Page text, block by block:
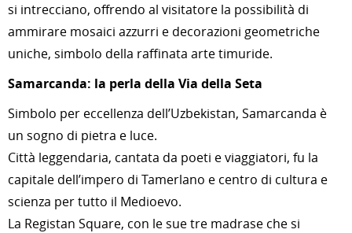
si intrecciano, offrendo al visitatore la possibilità di
ammirare mosaici azzurri e decorazioni geometriche
uniche, simbolo della raffinata arte timuride.
Samarcanda: la perla della Via della Seta
Simbolo per eccellenza dell’Uzbekistan, Samarcanda è
un sogno di pietra e luce.
Città leggendaria, cantata da poeti e viaggiatori, fu la
capitale dell’impero di Tamerlano e centro di cultura e
scienza per tutto il Medioevo.
La Registan Square, con le sue tre madrase che si